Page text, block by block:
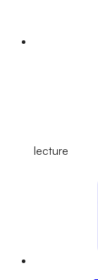
lecture